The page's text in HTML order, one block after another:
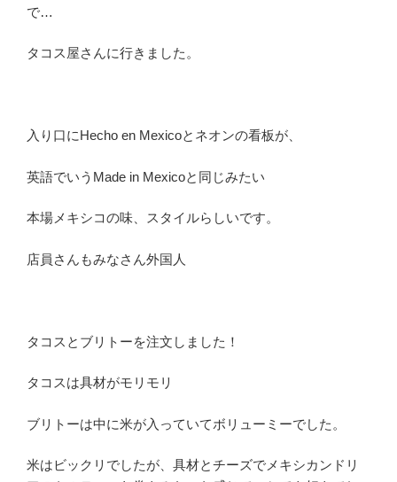
で…
タコス屋さんに行きました。
入り口にHecho en Mexicoとネオンの看板が、
英語でいうMade in Mexicoと同じみたい
本場メキシコの味、スタイルらしいです。
店員さんもみなさん外国人
タコスとブリトーを注文しました！
タコスは具材がモリモリ
ブリトーは中に米が入っていてボリューミーでした。
米はビックリでしたが、具材とチーズでメキシカンドリ